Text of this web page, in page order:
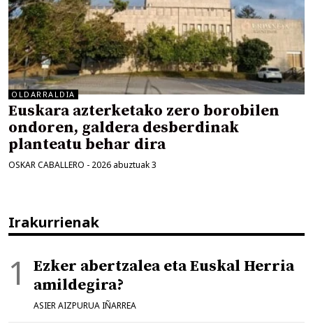
OLDARRALDIA
Euskara azterketako zero borobilen
ondoren, galdera desberdinak
planteatu behar dira
OSKAR CABALLERO - 2026 abuztuak 3
Irakurrienak
Ezker abertzalea eta Euskal Herria
amildegira?
ASIER AIZPURUA IÑARREA